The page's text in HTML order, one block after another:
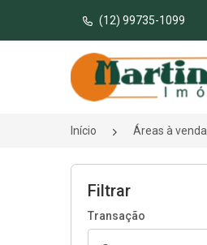
(12) 99735-1099
Página inicial
Início Áreas à venda
Filtrar
Transação